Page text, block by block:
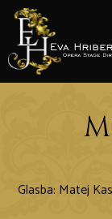
Glasba: Matej